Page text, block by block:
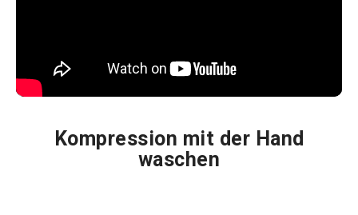
Kompression mit der Hand
waschen